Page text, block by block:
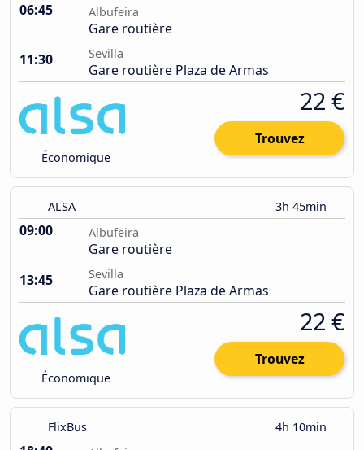
06:45 Albufeira
Gare routière
11:30
Sevilla
Gare routière Plaza de Armas
Économique
22 €
Trouvez
ALSA 3h 45min
09:00 Albufeira
Gare routière
13:45
Sevilla
Gare routière Plaza de Armas
Économique
22 €
Trouvez
FlixBus 4h 10min